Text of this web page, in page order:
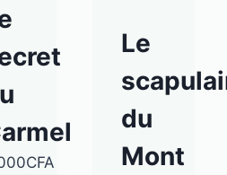
CFA
Le
du
Mont